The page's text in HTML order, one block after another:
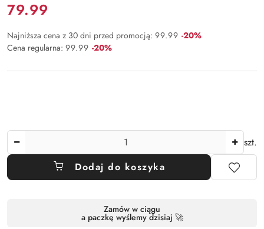
Cena:
79.99
Najniższa cena z 30 dni przed promocją: 99.99 Rabat:
-20%
Cena regularna: 99.99 Rabat:
-20%
szt.
Dodaj do koszyka
Zamów w ciągu
a paczkę wyślemy dzisiaj 🚀